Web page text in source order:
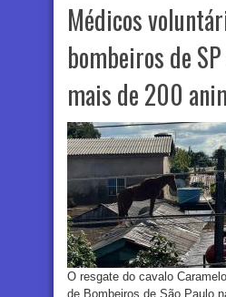
Médicos
bombeiros de
mais de 200
O resgate do cavalo
de Bombeiros de São Paulo